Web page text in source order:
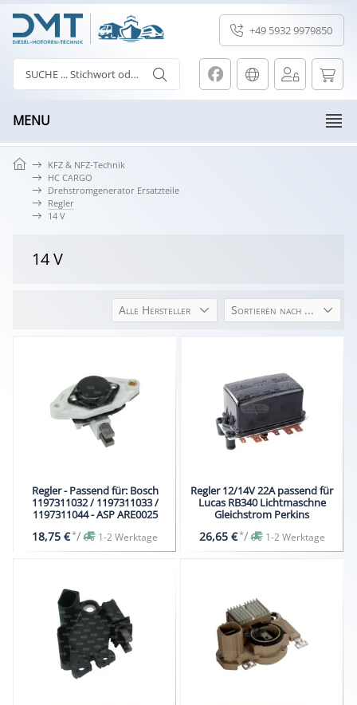
+49 5932 9979850
MENU
KFZ & NFZ-Technik
HC CARGO
Drehstromgenerator Ersatzteile
Regler
14 V
14 V
Alle Hersteller Sortieren nach ...
Regler - Passend für: Bosch
1197311032 / 1197311033 /
1197311044 - ASP ARE0025
18,75 €*/ 1-2 Werktage
Regler 12/14V 22A passend für
Lucas RB340 Lichtmaschne
Gleichstrom Perkins
26,65 €*/ 1-2 Werktage